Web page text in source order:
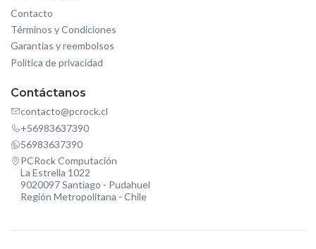
Contacto
Términos y Condiciones
Garantías y reembolsos
Política de privacidad
Contáctanos
contacto@pcrock.cl
+56983637390
56983637390
PCRock Computación
La Estrella 1022
9020097 Santiago - Pudahuel
Región Metropolitana - Chile